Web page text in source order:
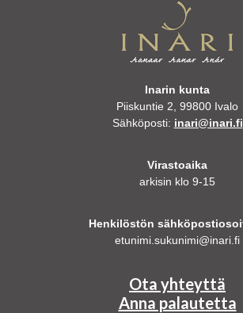
Inarin kunta
Piiskuntie 2, 99800 Ivalo
Sähköposti: inari@inari.fi
Virastoaika
arkisin klo 9-15
Henkilöstön
etunimi.sukunimi@inari.fi
Ota yhteyttä
Anna palautetta